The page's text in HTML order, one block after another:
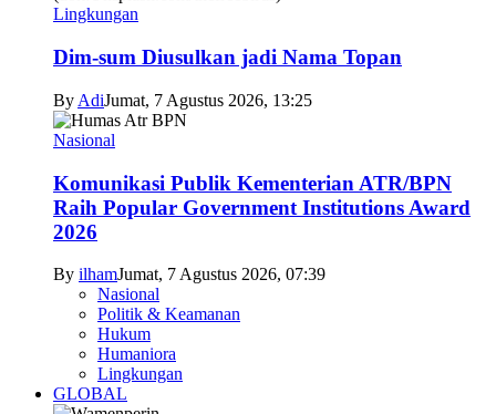
Lingkungan
Dim-sum Diusulkan jadi Nama Topan
By AdiJumat, 7 Agustus 2026, 13:25
Nasional
Komunikasi Publik Kementerian ATR/BPN
Raih Popular Government Institutions Award
2026
By ilhamJumat, 7 Agustus 2026, 07:39
Nasional
Politik & Keamanan
Hukum
Humaniora
Lingkungan
GLOBAL